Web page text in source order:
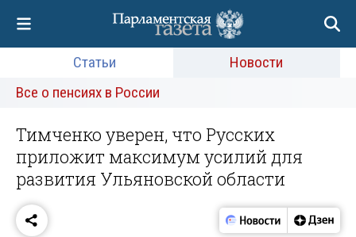
Статьи
Новости
Все о пенсиях в России
Тимченко уверен, что Русских
приложит максимум усилий для
развития Ульяновской области